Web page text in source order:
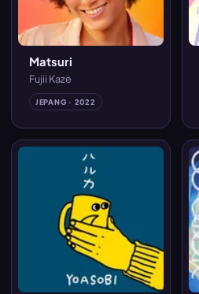
Matsuri
Fujii Kaze
JEPANG · 2022